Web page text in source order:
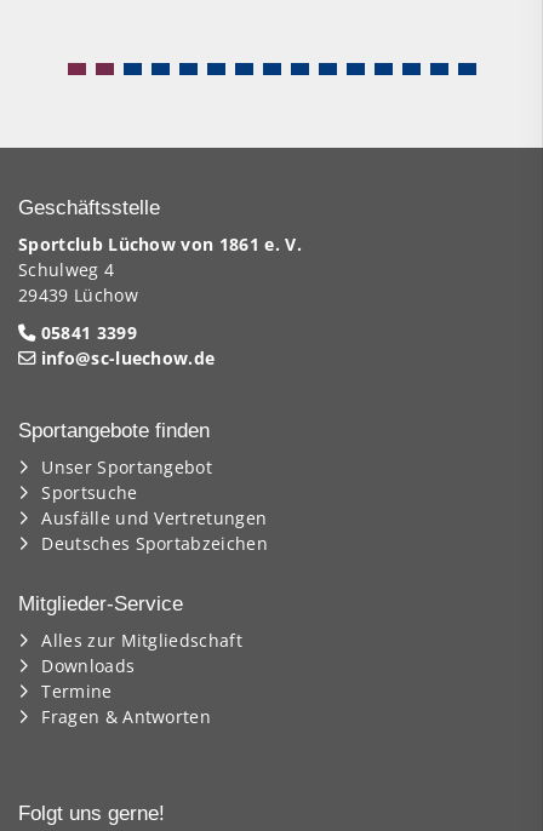
Geschäftsstelle
Sportclub Lüchow von 1861 e. V.
Schulweg 4
29439 Lüchow
05841 3399
info@sc-luechow.de
Sportangebote finden
Unser Sportangebot
Sportsuche
Ausfälle und Vertretungen
Deutsches Sportabzeichen
Mitglieder-Service
Alles zur Mitgliedschaft
Downloads
Termine
Fragen & Antworten
Folgt uns gerne!